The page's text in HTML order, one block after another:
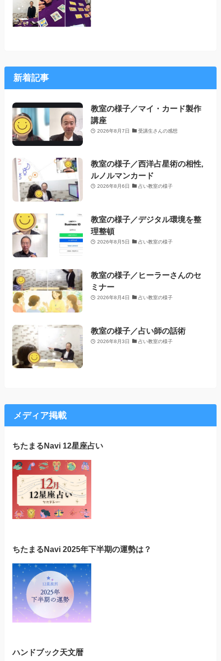
新着記事
教室の様子／マイ・カード製作
講座
2026年8月7日 受講生さんの感想
教室の様子／西洋占星術の相性,
ルノルマンカード
2026年8月6日 占い教室の様子
教室の様子／デジタル環境を整
理整頓
2026年8月5日 占い教室の様子
教室の様子／ヒーラーさんのセ
ミナー
2026年8月4日 占い教室の様子
教室の様子／占い師の話術
2026年8月3日 占い教室の様子
メディア掲載
ちたまるNavi 12星座占い
ちたまるNavi 2025年下半期の運勢は？
ハンドブック天文暦